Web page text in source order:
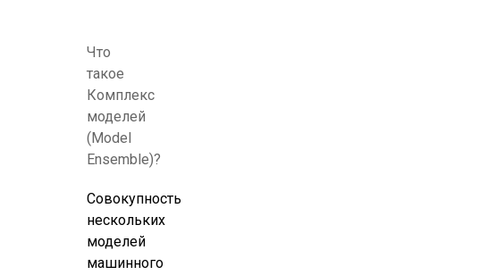
Что
такое
Комплекс
моделей
(Model
Ensemble)?
Совокупность
нескольких
моделей
машинного